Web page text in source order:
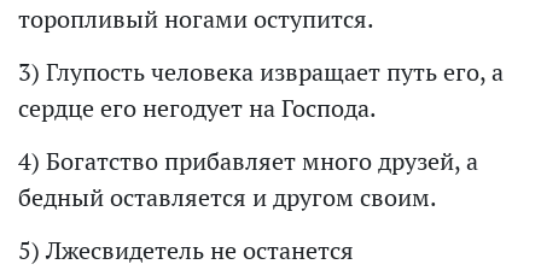
торопливый ногами оступится.
3) Глупость человека извращает путь его, а
сердце его негодует на Господа.
4) Богатство прибавляет много друзей, а
бедный оставляется и другом своим.
5) Лжесвидетель не останется